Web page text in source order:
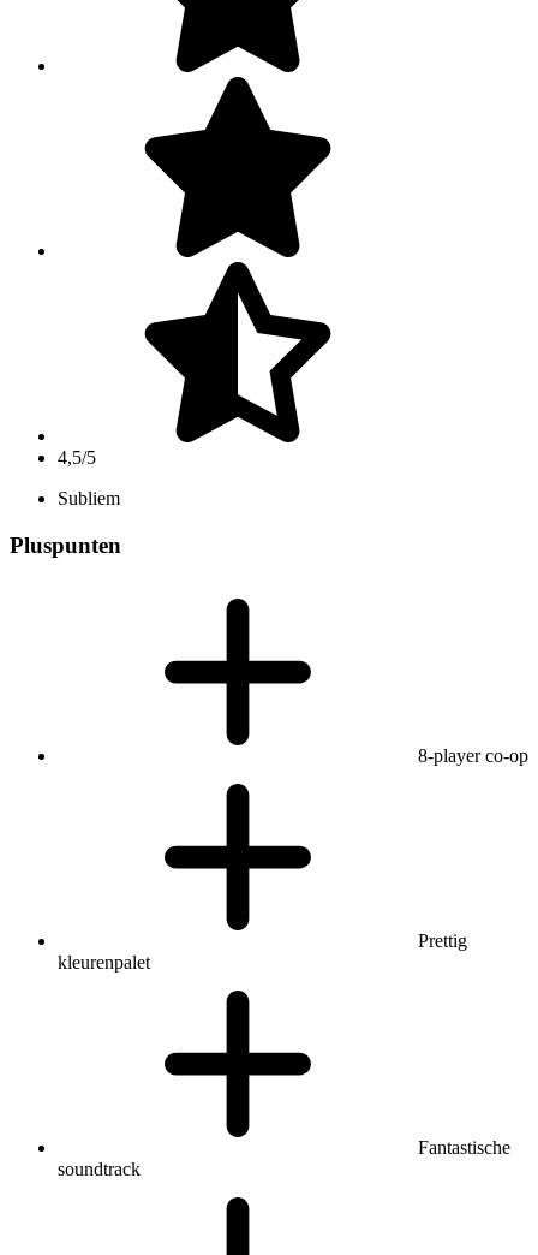
4,5/5
Subliem
Pluspunten
8-player co-op
Prettig
kleurenpalet
Fantastische
soundtrack